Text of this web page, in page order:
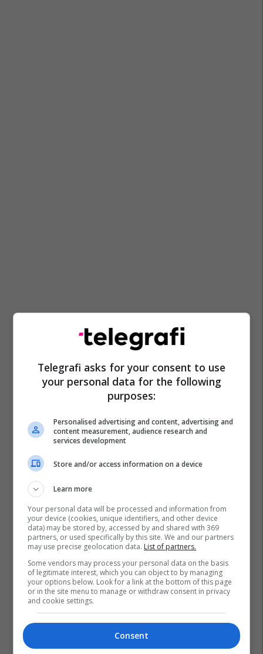
Telegrafi asks for your consent to use
your personal data for the following
purposes:
Personalised advertising and content, advertising and
content measurement, audience research and
services development
Store and/or access information on a device
Learn more
Your personal data will be processed and information from
your device (cookies, unique identifiers, and other device
data) may be stored by, accessed by and shared with 369
partners, or used specifically by this site. We and our partners
may use precise geolocation data. List of partners.
Some vendors may process your personal data on the basis
of legitimate interest, which you can object to by managing
your options below. Look for a link at the bottom of this page
or in the site menu to manage or withdraw consent in privacy
and cookie settings.
Consent